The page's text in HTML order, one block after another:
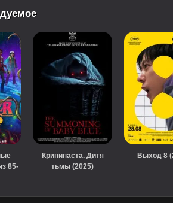
85-
Крипипаста. Дитя
тьмы (2025)
Выход 8